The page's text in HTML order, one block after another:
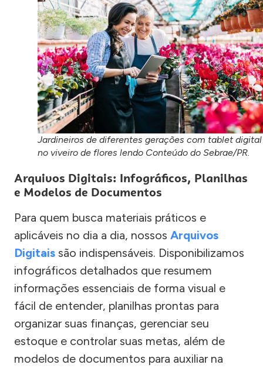
Jardineiros de diferentes gerações com tablet digital
no viveiro de flores lendo Conteúdo do Sebrae/PR.
Arquivos Digitais: Infográficos, Planilhas
e Modelos de Documentos
Para quem busca materiais práticos e
aplicáveis no dia a dia, nossos Arquivos
Digitais são indispensáveis. Disponibilizamos
infográficos detalhados que resumem
informações essenciais de forma visual e
fácil de entender, planilhas prontas para
organizar suas finanças, gerenciar seu
estoque e controlar suas metas, além de
modelos de documentos para auxiliar na